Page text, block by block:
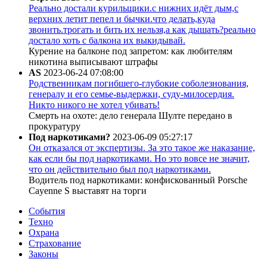
Реально достали курильщики.с нижних идёт дым,с
верхних летит пепел и бычки.что делать,куда
звонить.трогать и бить их нельзя,а как дышать?реально
достало хоть с балкона их выкидывай.
Курение на балконе под запретом: как любителям
никотина выписывают штрафы
AS 2023-06-24 07:08:00
Родственникам погибшего-глубокие соболезнования,
генералу и его семье-выдержки, суду-милосердия.
Никто никого не хотел убивать!
Смерть на охоте: дело генерала Шулте передано в
прокуратуру
Под наркотиками? 2023-06-09 05:27:17
Он отказался от экспертизы. За это такое же наказание,
как если бы под наркотиками. Но это вовсе не значит,
что он действительно был под наркотиками.
Водитель под наркотиками: конфискованный Porsche
Cayenne S выставят на торги
События
Техно
Охрана
Страхование
Законы